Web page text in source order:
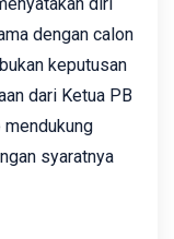
dengan calon
keputusan
dari Ketua PB
mendukung
syaratnya